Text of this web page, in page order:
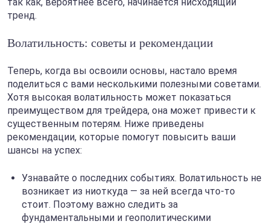
тренд.
Волатильность: советы и рекомендации
Теперь, когда вы освоили основы, настало время
поделиться с вами несколькими полезными советами.
Хотя высокая волатильность может показаться
преимуществом для трейдера, она может привести к
существенным потерям. Ниже приведены
рекомендации, которые помогут повысить ваши
шансы на успех:
Узнавайте о последних событиях. Волатильность не
возникает из ниоткуда — за ней всегда что-то
стоит. Поэтому важно следить за
фундаментальными и геополитическими